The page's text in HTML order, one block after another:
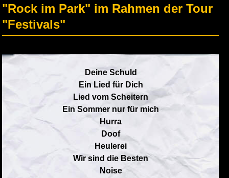
"Rock im Park" im Rahmen der Tour
"Festivals"
Deine Schuld
Ein Lied für Dich
Lied vom Scheitern
Ein Sommer nur für mich
Hurra
Doof
Heulerei
Wir sind die Besten
Noise